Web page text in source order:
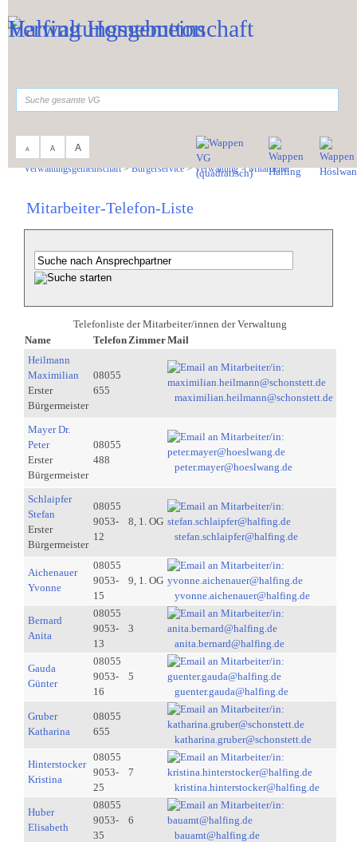
A A A
Verwaltungsgemeinschaft>Bürgerservice>Verwaltung>Mitarbeiter
Mitarbeiter-Telefon-Liste
Telefonliste der Mitarbeiter/innen der Verwaltung
Name
Telefon ZimmerMail
Heilmann
Maximilian
Erster
Bürgermeister
08055
655
maximilian.heilmann@schonstett.de
Mayer Dr.
Peter
Erster
Bürgermeister
08055
488
peter.mayer@hoeslwang.de
Schlaipfer
Stefan
Erster
Bürgermeister
08055
9053-
12
8, 1. OG
stefan.schlaipfer@halfing.de
Aichenauer
Yvonne
08055
9053-
15
9, 1. OG
yvonne.aichenauer@halfing.de
Bernard
Anita
08055
9053-
13
3
anita.bernard@halfing.de
Gauda
Günter
08055
9053-
16
5
guenter.gauda@halfing.de
Gruber
Katharina
08055
655
katharina.gruber@schonstett.de
Hinterstocker
Kristina
08055
9053-
25
7
kristina.hinterstocker@halfing.de
Huber
Elisabeth
08055
9053-
35
6
bauamt@halfing.de